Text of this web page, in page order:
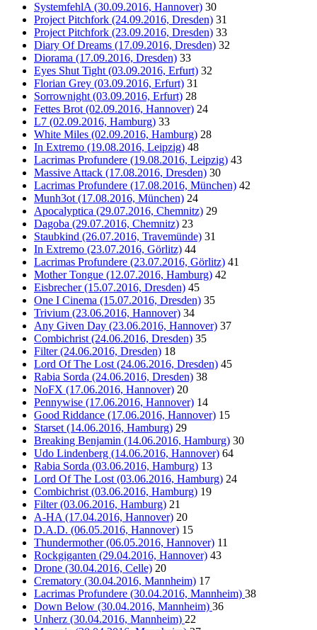
SystemfehlA (30.09.2016, Hannover) 30
Project Pitchfork (24.09.2016, Dresden) 31
Project Pitchfork (23.09.2016, Dresden) 33
Diary Of Dreams (17.09.2016, Dresden) 32
Diorama (17.09.2016, Dresden) 33
Eyes Shut Tight (03.09.2016, Erfurt) 32
Florian Grey (03.09.2016, Erfurt) 31
Sorrownight (03.09.2016, Erfurt) 28
Fettes Brot (02.09.2016, Hannover) 24
L7 (02.09.2016, Hamburg) 33
White Miles (02.09.2016, Hamburg) 28
In Extremo (19.08.2016, Leipzig) 48
Lacrimas Profundere (19.08.2016, Leipzig) 43
Massive Attack (17.08.2016, Dresden) 30
Lacrimas Profundere (17.08.2016, München) 42
Munh3ot (17.08.2016, München) 24
Apocalyptica (29.07.2016, Chemnitz) 29
Dagoba (29.07.2016, Chemnitz) 23
Staubkind (26.07.2016, Travemünde) 31
In Extremo (23.07.2016, Görlitz) 44
Lacrimas Profundere (23.07.2016, Görlitz) 41
Mother Tongue (12.07.2016, Hamburg) 42
Eisbrecher (15.07.2016, Dresden) 45
One I Cinema (15.07.2016, Dresden) 35
Trivium (23.06.2016, Hannover) 34
Any Given Day (23.06.2016, Hannover) 37
Combichrist (24.06.2016, Dresden) 35
Filter (24.06.2016, Dresden) 18
Lord Of The Lost (24.06.2016, Dresden) 45
Rabia Sorda (24.06.2016, Dresden) 38
NoFX (17.06.2016, Hannover) 20
Pennywise (17.06.2016, Hannover) 14
Good Riddance (17.06.2016, Hannover) 15
Starset (14.06.2016, Hamburg) 29
Breaking Benjamin (14.06.2016, Hamburg) 30
Udo Lindenberg (14.06.2016, Hannover) 64
Rabia Sorda (03.06.2016, Hamburg) 13
Lord Of The Lost (03.06.2016, Hamburg) 24
Combichrist (03.06.2016, Hamburg) 19
Filter (03.06.2016, Hamburg) 21
A-HA (17.04.2016, Hannover) 20
D.A.D. (06.05.2016, Hannover) 15
Thundermother (06.05.2016, Hannover) 11
Rockgiganten (29.04.2016, Hannover) 43
Drone (30.04.2016, Celle) 20
Crematory (30.04.2016, Mannheim) 17
Lacrimas Profundere (30.04.2016, Mannheim) 38
Down Below (30.04.2016, Mannheim) 36
Unherz (30.04.2016, Mannheim) 22